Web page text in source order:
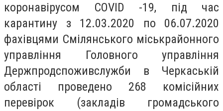
коронавірусом COVІD -19, під час
карантину з 12.03.2020 по 06.07.2020
фахівцями Смілянського міськрайонного
управління Головного управління
Держпродспоживслужби в Черкаській
області проведено 268 комісійних
перевірок (закладів громадського